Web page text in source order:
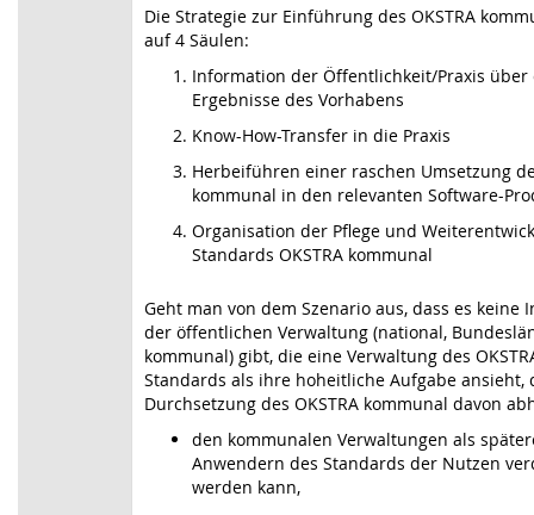
Die Strategie zur Einführung des OKSTRA
auf 4 Säulen:
Information der Öffentlichkeit/Praxis über
Ergebnisse des Vorhabens
Know-How-Transfer in die Praxis
Herbeiführen einer raschen Umsetzung
kommunal in den relevanten Software-
Organisation der Pflege und
Standards OKSTRA kommunal
Geht man von dem Szenario aus, dass es keine
der öffentlichen Verwaltung (national,
kommunal) gibt, die eine Verwaltung des
Standards als ihre hoheitliche Aufgabe ansieht,
Durchsetzung des OKSTRA kommunal davon
den kommunalen Verwaltungen als
Anwendern des Standards der Nutzen
werden kann,